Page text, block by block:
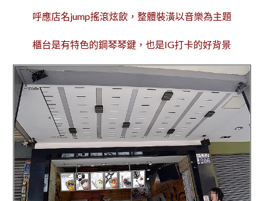
呼應店名jump搖滾炫飲，整體裝潢以音樂為主題
櫃台是有特色的鋼琴琴鍵，也是IG打卡的好背景